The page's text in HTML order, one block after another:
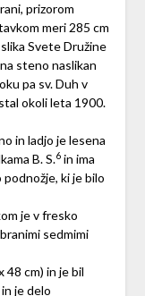
prizorom
meri 285 cm
Svete Družine
steno naslikan
pa sv. Duh v
okoli leta 1900.
in ladjo je lesena
B. S.6in ima
ki je bilo
je v fresko
sedmimi
48 cm) in je bil
je delo